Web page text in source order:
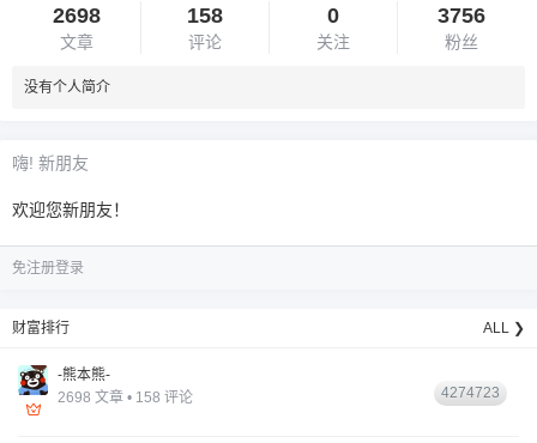
2698
文章
158
评论
0
关注
3756
粉丝
没有个人简介
嗨! 新朋友
欢迎您新朋友！
免注册登录
财富排行 ALL ❯
-熊本熊-
2698 文章 • 158 评论
4274723